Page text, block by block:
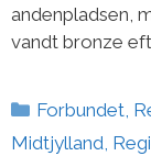
andenpladsen,
vandt bronze
Kategorier
Forbundet,
Midtjylland,